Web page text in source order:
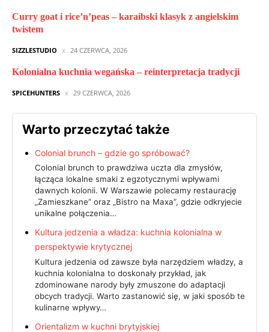
Curry goat i rice’n’peas – karaibski klasyk z angielskim
twistem
SIZZLESTUDIO 24 CZERWCA, 2026
Kolonialna kuchnia wegańska – reinterpretacja tradycji
SPICEHUNTERS 29 CZERWCA, 2026
Warto przeczytać także
Colonial brunch – gdzie go spróbować?
Colonial brunch to prawdziwa uczta dla zmysłów,
łącząca lokalne smaki z egzotycznymi wpływami
dawnych kolonii. W Warszawie polecamy restaurację
„Zamieszkane” oraz „Bistro na Maxa”, gdzie odkryjecie
unikalne połączenia…
Kultura jedzenia a władza: kuchnia kolonialna w
perspektywie krytycznej
Kultura jedzenia od zawsze była narzędziem władzy, a
kuchnia kolonialna to doskonały przykład, jak
zdominowane narody były zmuszone do adaptacji
obcych tradycji. Warto zastanowić się, w jaki sposób te
kulinarne wpływy…
Orientalizm w kuchni brytyjskiej